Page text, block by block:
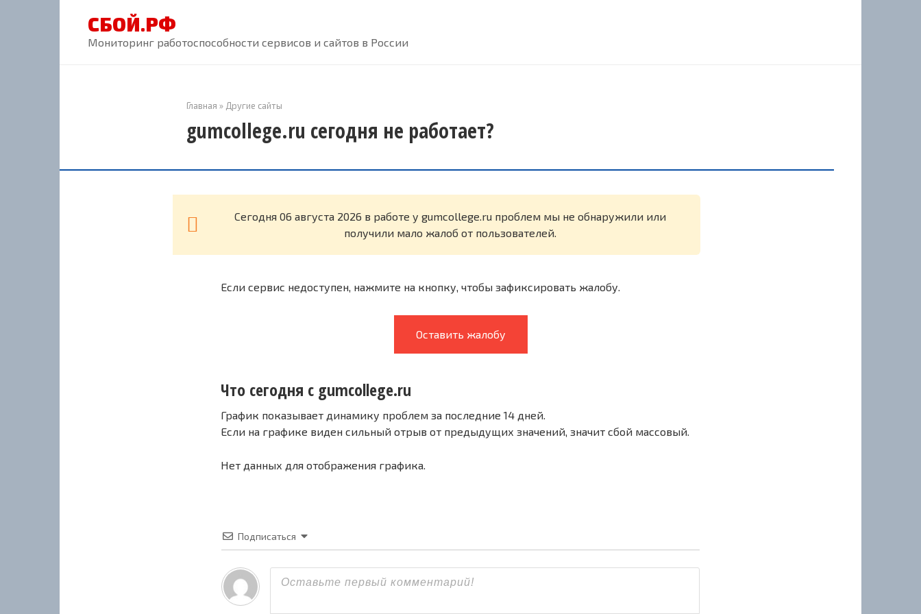
СБОЙ.РФ
Мониторинг работоспособности сервисов и сайтов в России
Главная » Другие сайты
gumcollege.ru сегодня не работает?
Cегодня 06 августа 2026 в работе у gumcollege.ru проблем мы не обнаружили или
получили мало жалоб от пользователей.
Если сервис недоступен, нажмите на кнопку, чтобы зафиксировать жалобу.
Оставить жалобу
Что сегодня с gumcollege.ru
График показывает динамику проблем за последние 14 дней.
Если на графике виден сильный отрыв от предыдущих значений, значит сбой массовый.
Нет данных для отображения графика.
Подписаться